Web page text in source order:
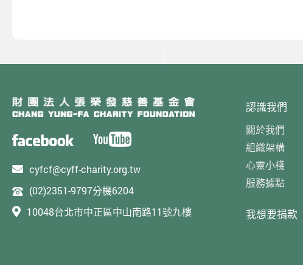
cyfcf@cyff-charity.org.tw
(02)2351-9797分機6204
10048台北市中正區中山南路11號九樓
認識我們
關於我們
組織架構
心靈小棧
服務據點
我想要捐款